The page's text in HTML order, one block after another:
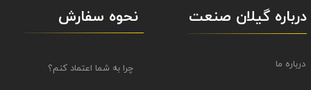
نحوه سفارش
چرا به شما اعتماد کنم؟
درباره گیلان صنعت
درباره ما